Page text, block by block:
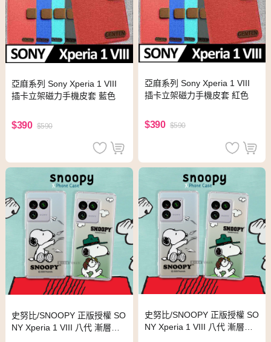
亞麻系列 Sony Xperia 1 VIII
插卡立架磁力手機皮套 藍色
$390 $590
亞麻系列 Sony Xperia 1 VIII
插卡立架磁力手機皮套 紅色
$390 $590
史努比/SNOOPY 正版授權 SO
NY Xperia 1 VIII 八代 漸層彩
史努比/SNOOPY 正版授權 SO
NY Xperia 1 VIII 八代 漸層彩